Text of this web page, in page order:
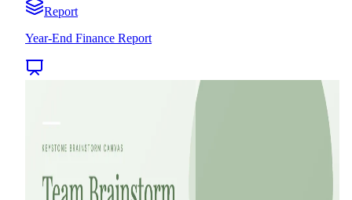
Report
Year-End Finance Report